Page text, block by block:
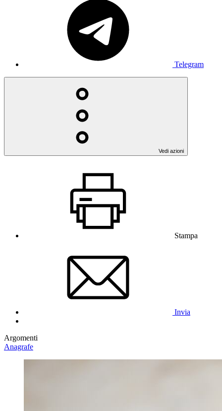
Telegram
Vedi azioni
Stampa
Invia
Argomenti
Anagrafe